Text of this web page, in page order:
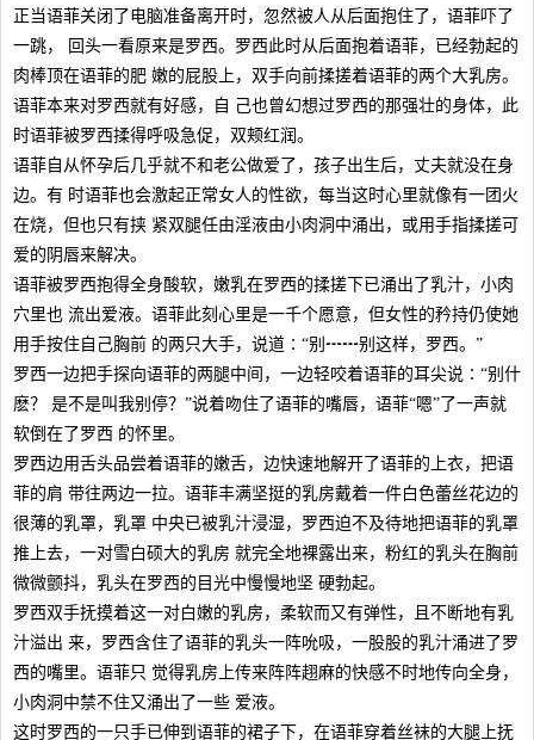
正当语菲关闭了电脑准备离开时，忽然被人从后面抱住了，语菲吓了
一跳， 回头一看原来是罗西。罗西此时从后面抱着语菲，已经勃起的
肉棒顶在语菲的肥 嫩的屁股上，双手向前揉搓着语菲的两个大乳房。
语菲本来对罗西就有好感，自 己也曾幻想过罗西的那强壮的身体，此
时语菲被罗西揉得呼吸急促，双颊红润。
语菲自从怀孕后几乎就不和老公做爱了，孩子出生后，丈夫就没在身
边。有 时语菲也会激起正常女人的性欲，每当这时心里就像有一团火
在烧，但也只有挟 紧双腿任由淫液由小肉洞中涌出，或用手指揉搓可
爱的阴唇来解决。
语菲被罗西抱得全身酸软，嫩乳在罗西的揉搓下已涌出了乳汁，小肉
穴里也 流出爱液。语菲此刻心里是一千个愿意，但女性的矜持仍使她
用手按住自己胸前 的两只大手，说道∶“别┅┅别这样，罗西。”
罗西一边把手探向语菲的两腿中间，一边轻咬着语菲的耳尖说∶“别什
麽？ 是不是叫我别停？”说着吻住了语菲的嘴唇，语菲“嗯”了一声就
软倒在了罗西 的怀里。
罗西边用舌头品尝着语菲的嫩舌，边快速地解开了语菲的上衣，把语
菲的肩 带往两边一拉。语菲丰满坚挺的乳房戴着一件白色蕾丝花边的
很薄的乳罩，乳罩 中央已被乳汁浸湿，罗西迫不及待地把语菲的乳罩
推上去，一对雪白硕大的乳房 就完全地裸露出来，粉红的乳头在胸前
微微颤抖，乳头在罗西的目光中慢慢地坚 硬勃起。
罗西双手抚摸着这一对白嫩的乳房，柔软而又有弹性，且不断地有乳
汁溢出 来，罗西含住了语菲的乳头一阵吮吸，一股股的乳汁涌进了罗
西的嘴里。语菲只 觉得乳房上传来阵阵趐麻的快感不时地传向全身，
小肉洞中禁不住又涌出了一些 爱液。
这时罗西的一只手已伸到语菲的裙子下，在语菲穿着丝袜的大腿上抚